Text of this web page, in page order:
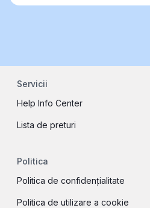
Servicii
Help Info Center
Lista de preturi
Politica
Politica de confidențialitate
Politica de utilizare a cookie